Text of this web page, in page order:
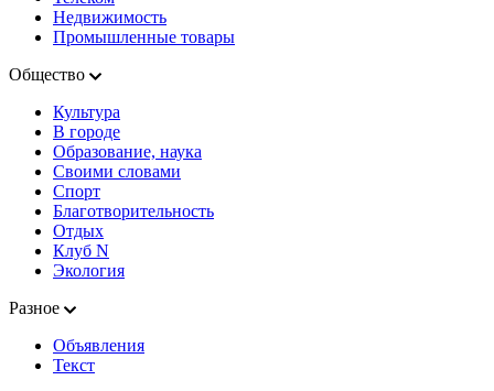
Недвижимость
Промышленные товары
Общество
Культура
В городе
Образование, наука
Своими словами
Спорт
Благотворительность
Отдых
Клуб N
Экология
Разное
Объявления
Текст